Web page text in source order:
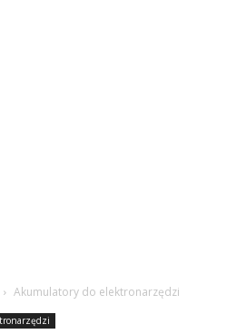
Akumulatory do elektronarzędzi